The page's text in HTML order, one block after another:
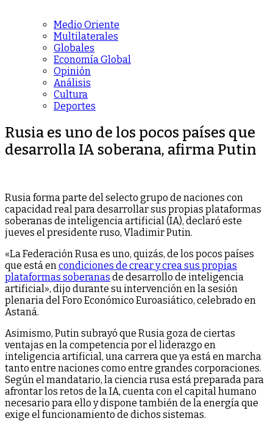
Medio Oriente
Multilaterales
Globales
Economía Global
Opinión
Análisis
Cultura
Deportes
Rusia es uno de los pocos países que
desarrolla IA soberana, afirma Putin
Rusia forma parte del selecto grupo de naciones con
capacidad real para desarrollar sus propias plataformas
soberanas de inteligencia artificial (IA), declaró este
jueves el presidente ruso, Vladimir Putin.
«La Federación Rusa es uno, quizás, de los pocos países
que está encondiciones de crear y crea sus propias
plataformas soberanas de desarrollo de inteligencia
artificial», dijo durante su intervención en la sesión
plenaria del Foro Económico Euroasiático, celebrado en
Astaná.
Asimismo, Putin subrayó que Rusia goza de ciertas
ventajas en la competencia por el liderazgo en
inteligencia artificial, una carrera que ya está en marcha
tanto entre naciones como entre grandes corporaciones.
Según el mandatario, la ciencia rusa está preparada para
afrontar los retos de la IA, cuenta con el capital humano
necesario para ello y dispone también de la energía que
exige el funcionamiento de dichos sistemas.